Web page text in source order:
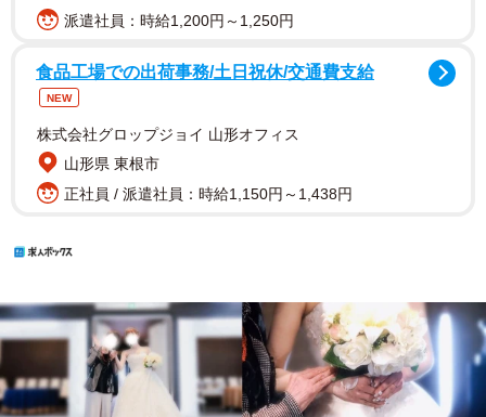
派遣社員：時給1,200円～1,250円
食品工場での出荷事務/土日祝休/交通費支給
NEW
株式会社グロップジョイ 山形オフィス
山形県 東根市
正社員 / 派遣社員：時給1,150円～1,438円